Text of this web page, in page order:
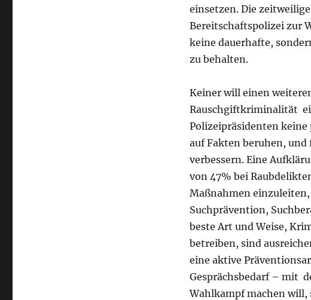
einsetzen. Die
Bereitschaftspolizei zur
keine dauerhafte,
zu behalten.
Keiner will einen
Rauschgiftkriminalität
Polizeipräsidenten keine
auf Fakten beruhen, und
verbessern. Eine
von 47% bei
Maßnahmen
Suchprävention,
beste Art und Weise,
betreiben, sind
eine aktive
Gesprächsbedarf – mit
Wahlkampf machen will,